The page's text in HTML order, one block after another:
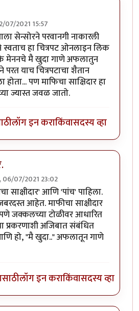
07/2021 15:57
(English: Five) is anby
सेन्सोरने परवानगी नाकारली
हा चित्रपट ओनलाइन लिक
मेननचे मै खुदा गाणे अफलातुन
याच चित्रपटाचा शैतान
पण माफिचा साक्षिदार हा
ज्यास्त जवळ जातो.
लॉग इन कराकिंवासदस्य व्हा
06/07/2021 23:02
byगॉडजिला
साक्षीदार' आणि 'पांच' पाहिला.
आहेत. माफीचा साक्षीदार
जक्कलच्या टोळीवर आधारित
प्रकरणाशी अजिबात संबंधित
हो, "मै खुदा.." अफलातून गाणे
लॉग इन कराकिंवासदस्य व्हा